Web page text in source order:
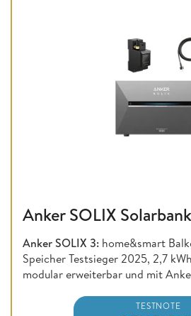
Anker SOLIX
Anker SOLIX 3: home&smart
Speicher Testsieger 2025, 2,7
modular erweiterbar und mit
TESTNOTE